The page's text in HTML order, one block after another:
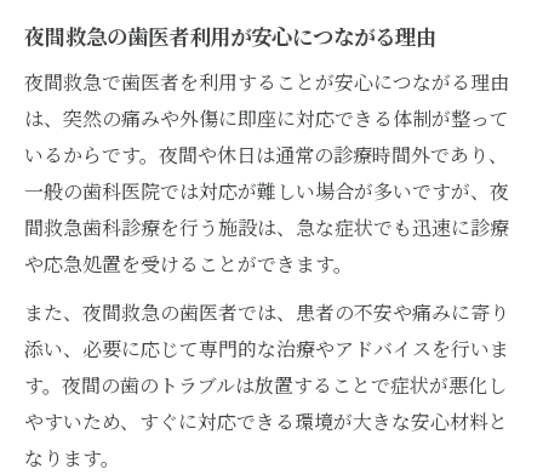
夜間救急の歯医者利用が安心につながる理由
夜間救急で歯医者を利用することが安心につながる理由
は、突然の痛みや外傷に即座に対応できる体制が整って
いるからです。夜間や休日は通常の診療時間外であり、
一般の歯科医院では対応が難しい場合が多いですが、夜
間救急歯科診療を行う施設は、急な症状でも迅速に診療
や応急処置を受けることができます。
また、夜間救急の歯医者では、患者の不安や痛みに寄り
添い、必要に応じて専門的な治療やアドバイスを行いま
す。夜間の歯のトラブルは放置することで症状が悪化し
やすいため、すぐに対応できる環境が大きな安心材料と
なります。